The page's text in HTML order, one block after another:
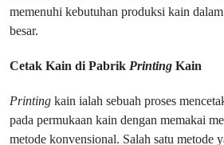
memenuhi kebutuhan produksi kain
besar.
Cetak Kain di Pabrik Printing Kain
Printing kain ialah sebuah proses
pada permukaan kain dengan memakai
metode konvensional. Salah satu metode